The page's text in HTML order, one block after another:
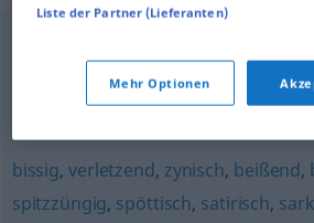
scharf (Ton),durchdringend
scharfkantig,messerscharf (sehr)
bissig,verletzend, zynisch, beißend,
spitzzüngig, spöttisch, satirisch,
Liste der Partner (Lieferanten)
Mehr Optionen